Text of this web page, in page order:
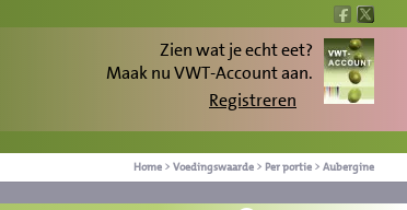
Zien wat je echt eet?
Maak nu VWT-Account aan.
Registreren
Home > Voedingswaarde > Per portie > Aubergine